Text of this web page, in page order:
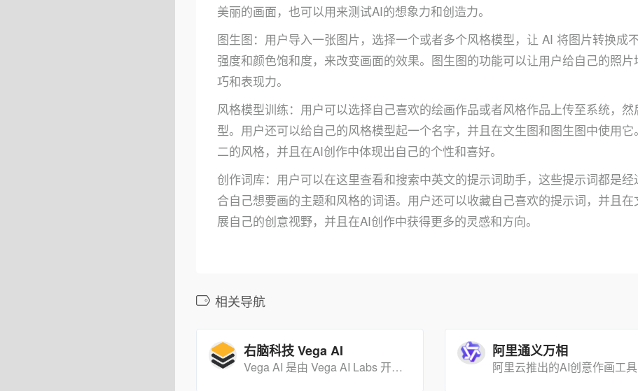
美丽的画面，也可以用来测试AI的想象力和创造力。
图生图：用户导入一张图片，选择一个或者多个风格模型，让 AI 将图片转换成
强度和颜色饱和度，来改变画面的效果。图生图的功能可以让用户给自己的照
巧和表现力。
风格模型训练：用户可以选择自己喜欢的绘画作品或者风格作品上传至系统，
型。用户还可以给自己的风格模型起一个名字，并且在文生图和图生图中使用
二的风格，并且在AI创作中体现出自己的个性和喜好。
创作词库：用户可以在这里查看和搜索中英文的提示词助手，这些提示词都是
合自己想要画的主题和风格的词语。用户还可以收藏自己喜欢的提示词，并且
展自己的创意视野，并且在AI创作中获得更多的灵感和方向。
相关导航
右脑科技 Vega AI
Vega AI 是由 Vega AI Labs 开发的 AI 视频生成工具，支持文本转视频、图像转视频、视频编辑等功能。
阿里通义万相
阿里